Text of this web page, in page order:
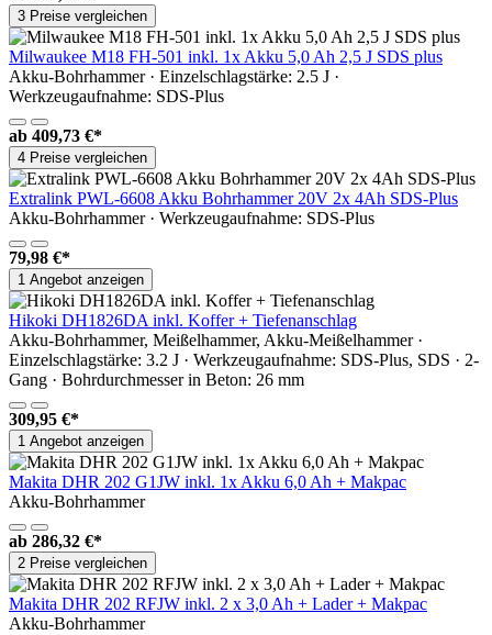
3 Preise vergleichen
Milwaukee M18 FH-501 inkl. 1x Akku 5,0 Ah 2,5 J SDS plus
Akku-Bohrhammer · Einzelschlagstärke: 2.5 J ·
Werkzeugaufnahme: SDS-Plus
ab 409,73 €*
4 Preise vergleichen
Extralink PWL-6608 Akku Bohrhammer 20V 2x 4Ah SDS-Plus
Akku-Bohrhammer · Werkzeugaufnahme: SDS-Plus
79,98 €*
1 Angebot anzeigen
Hikoki DH1826DA inkl. Koffer + Tiefenanschlag
Akku-Bohrhammer, Meißelhammer, Akku-Meißelhammer ·
Einzelschlagstärke: 3.2 J · Werkzeugaufnahme: SDS-Plus, SDS · 2-
Gang · Bohrdurchmesser in Beton: 26 mm
309,95 €*
1 Angebot anzeigen
Makita DHR 202 G1JW inkl. 1x Akku 6,0 Ah + Makpac
Akku-Bohrhammer
ab 286,32 €*
2 Preise vergleichen
Makita DHR 202 RFJW inkl. 2 x 3,0 Ah + Lader + Makpac
Akku-Bohrhammer